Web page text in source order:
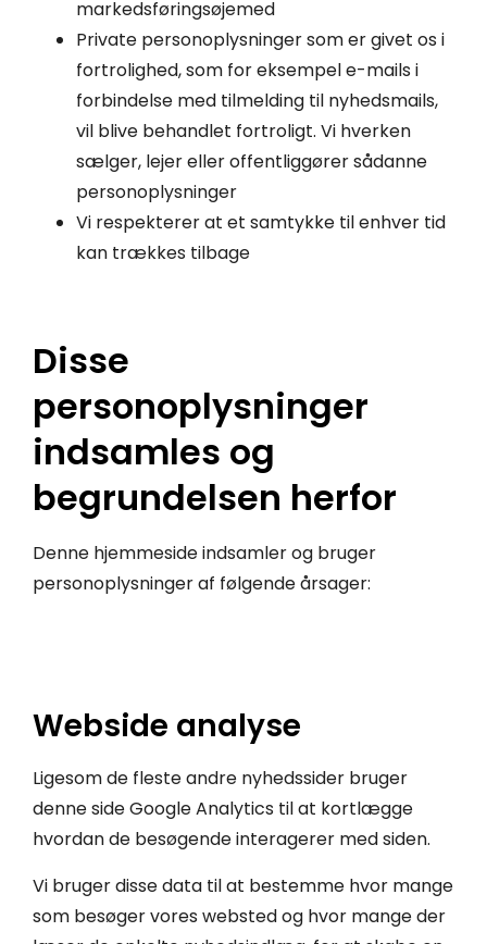
markedsføringsøjemed
Private personoplysninger som er givet os i
fortrolighed, som for eksempel e-mails i
forbindelse med tilmelding til nyhedsmails,
vil blive behandlet fortroligt. Vi hverken
sælger, lejer eller offentliggører sådanne
personoplysninger
Vi respekterer at et samtykke til enhver tid
kan trækkes tilbage
Disse
personoplysninger
indsamles og
begrundelsen herfor
Denne hjemmeside indsamler og bruger
personoplysninger af følgende årsager:
Webside analyse
Ligesom de fleste andre nyhedssider bruger
denne side Google Analytics til at kortlægge
hvordan de besøgende interagerer med siden.
Vi bruger disse data til at bestemme hvor mange
som besøger vores websted og hvor mange der